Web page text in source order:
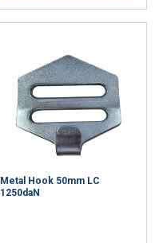
Metal Hook 50mm LC
1250daN